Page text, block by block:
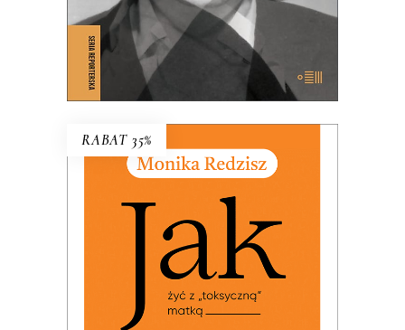
E-BOOK DO KOSZYKA
RABAT 35%
JAK ŻYĆ Z „TOKSYCZNĄ”
MATKĄ
PREMIERA: 24 listopada 2025